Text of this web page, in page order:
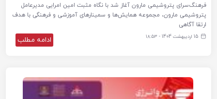
فرهنگ‌سرای پتروشیمی مارون آغاز شد با نگاه مثبت امین امرایی مدیرعامل
پتروشیمی مارون، مجموعه همایش‌ها و سمینارهای آموزشی و فرهنگی با هدف
ارتقا آگاهی
15 اردیبهشت 1404 - ۱۸:۵۳ ادامه مطلب